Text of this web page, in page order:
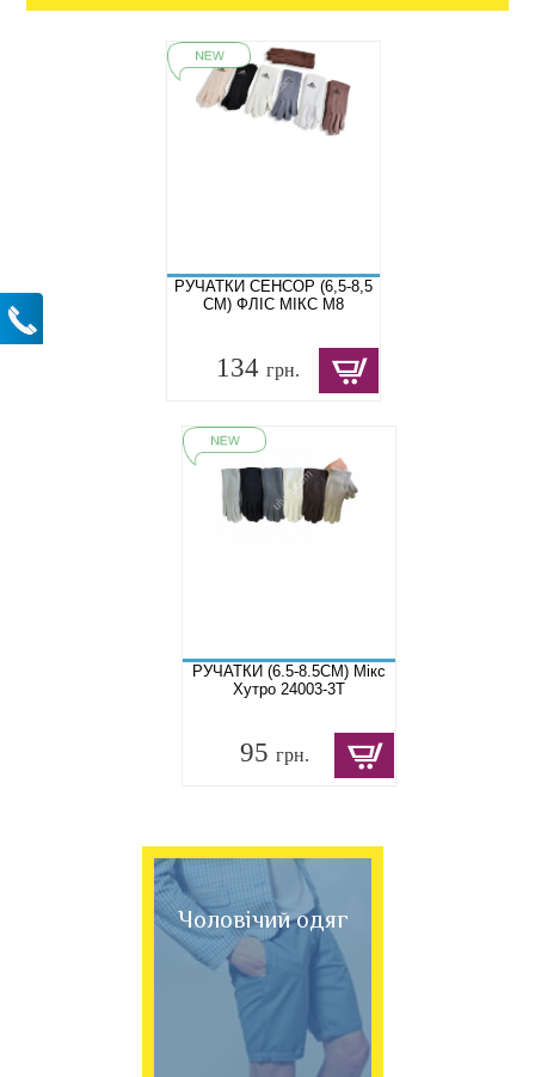
РУЧАТКИ СЕНСОР (6,5-8,5
СМ) ФЛІС МІКС M8
134 грн.
РУЧАТКИ (6.5-8.5СМ) Мікс
Хутро 24003-3T
95грн.
Чоловічий одяг